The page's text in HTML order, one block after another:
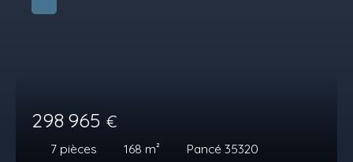
298 965 €
7 pièces 168 m² Pancé 35320